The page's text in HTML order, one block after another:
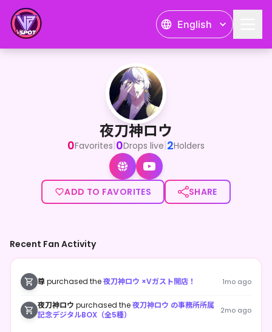
English
夜刀神ロウ
<p>お初にお目にかかります。凰魔塔で剣士をしております
夜刀神ロウ
0Favorites|0Drops live|2Holders
ADD TO FAVORITES SHARE
Recent Fan Activity
尊purchased the夜刀神ロウ ×Vガスト開店！ 1mo ago
夜刀神ロウ purchased the夜刀神ロウ の事務所所属
記念デジタルBOX（全5種）
2mo ago